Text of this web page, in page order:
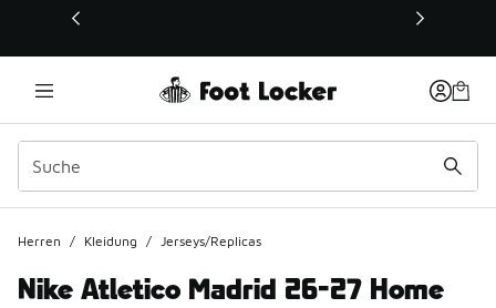
Dieser Link öffnet sich in einem neuen Fenster
Herren / Kleidung / Jerseys/Replicas
Nike Atletico Madrid 26-27 Home